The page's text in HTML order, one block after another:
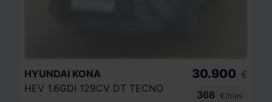
HYUNDAI KONA
HEV 1.6GDI 129CV DT TECNO
30.900 €
368
€/mes